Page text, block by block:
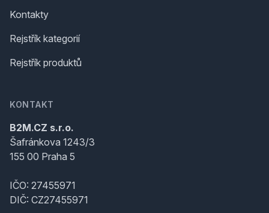
Kontakty
Rejstřík kategorií
Rejstřík produktů
KONTAKT
B2M.CZ s.r.o.
Šafránkova 1243/3
155 00 Praha 5
IČO: 27455971
DIČ: CZ27455971